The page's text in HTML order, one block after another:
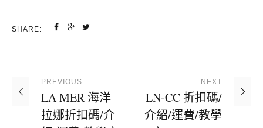
SHARE:
PREVIOUS
LA MER 海洋
拉娜折扣碼/介
NEXT
LN-CC 折扣碼/
介紹/運費/教學